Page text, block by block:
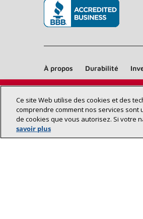
À propos Durabilité
Ce site Web utilise des cookies et des
comprendre comment nos services
de cookies que vous autorisez. Si votre
savoir plus